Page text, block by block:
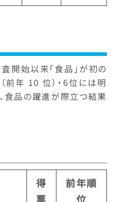
開始以来「食品」が初の
前年 10 位）・6位には明
食品の躍進が際立つ結果
得
票
前年順
位